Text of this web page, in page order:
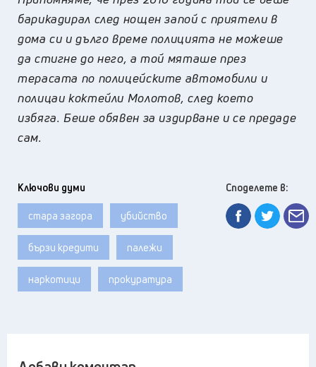
барикадирал след нощен запой с приятели в
дома си и дълго време полицията не можеше
да стигне до него, а той мяташе през
терасата по полицейските автомобили и
полицаи коктейли Молотов, след което
избяга. Беше обявен за издирване и се предаде
сам.
Ключови думи
стара загора убийство
бързи кредити палежи
наркотици прокуратура
Споделете в: